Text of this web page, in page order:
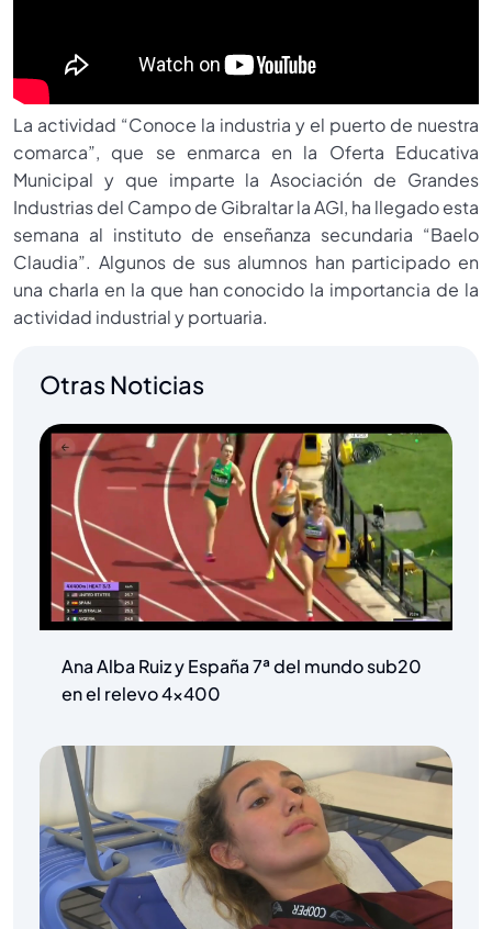
La actividad “Conoce la industria y el puerto de nuestra
comarca”, que se enmarca en la Oferta Educativa
Municipal y que imparte la Asociación de Grandes
Industrias del Campo de Gibraltar la AGI, ha llegado esta
semana al instituto de enseñanza secundaria “Baelo
Claudia”. Algunos de sus alumnos han participado en
una charla en la que han conocido la importancia de la
actividad industrial y portuaria.
Otras Noticias
Ana Alba Ruiz y España 7ª del mundo sub20
en el relevo 4×400